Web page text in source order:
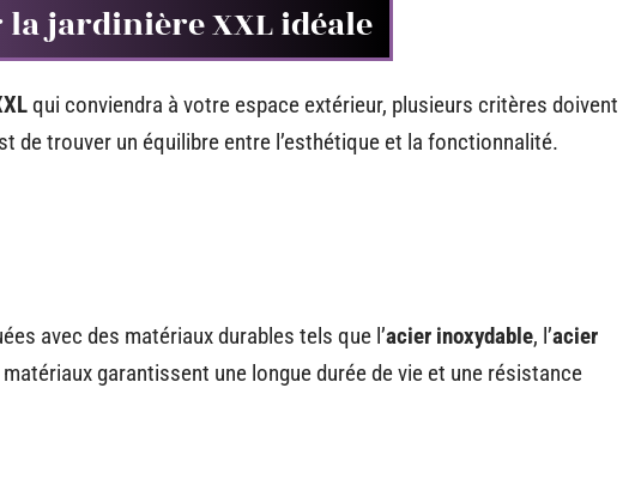
jardinière XXL idéale
qui conviendra à votre espace extérieur, plusieurs critères doivent
de trouver un équilibre entre l’esthétique et la fonctionnalité.
avec des matériaux durables tels que l’acier inoxydable, l’acier
matériaux garantissent une longue durée de vie et une résistance